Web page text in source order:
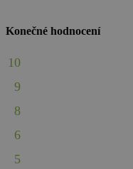
Konečné hodnocení
10
9
8
6
5